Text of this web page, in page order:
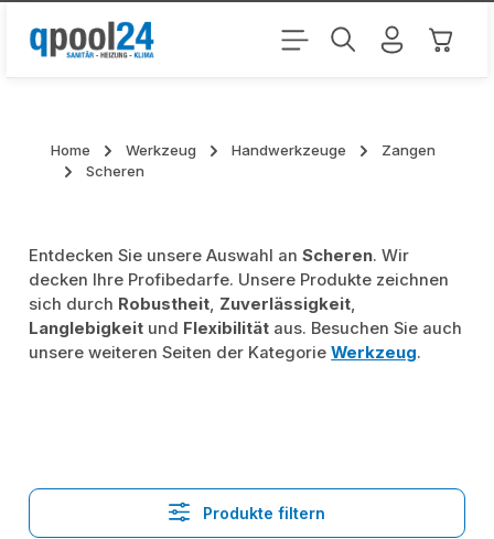
Zum Hauptinhalt springen
Home Werkzeug Handwerkzeuge
Zangen
Scheren
Entdecken Sie unsere Auswahl anScheren. Wir
decken Ihre Profibedarfe. Unsere Produkte zeichnen
sich durch Robustheit, Zuverlässigkeit,
Langlebigkeit und Flexibilität aus. Besuchen Sie auch
unsere weiteren Seiten der KategorieWerkzeug.
Produkte filtern